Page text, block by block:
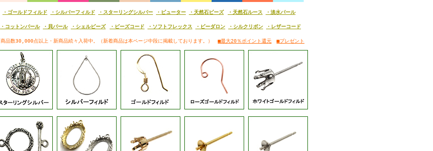
・ゴールドフィルド ・シルバーフィルド ・スターリングシルバー ・ピューター ・天然石ビーズ ・天然石ルース ・淡水パール
・コットンパール ・貝パール ・シェルビーズ ・ビーズコード ・ソフトフレックス ・ビーダロン ・シルクリボン ・レザーコード
商品数30,000点以上・ 新商品続々入荷中。（新着商品は本ページ中段に掲載しております。） ■最大20％ポイント還元 ■プレゼント